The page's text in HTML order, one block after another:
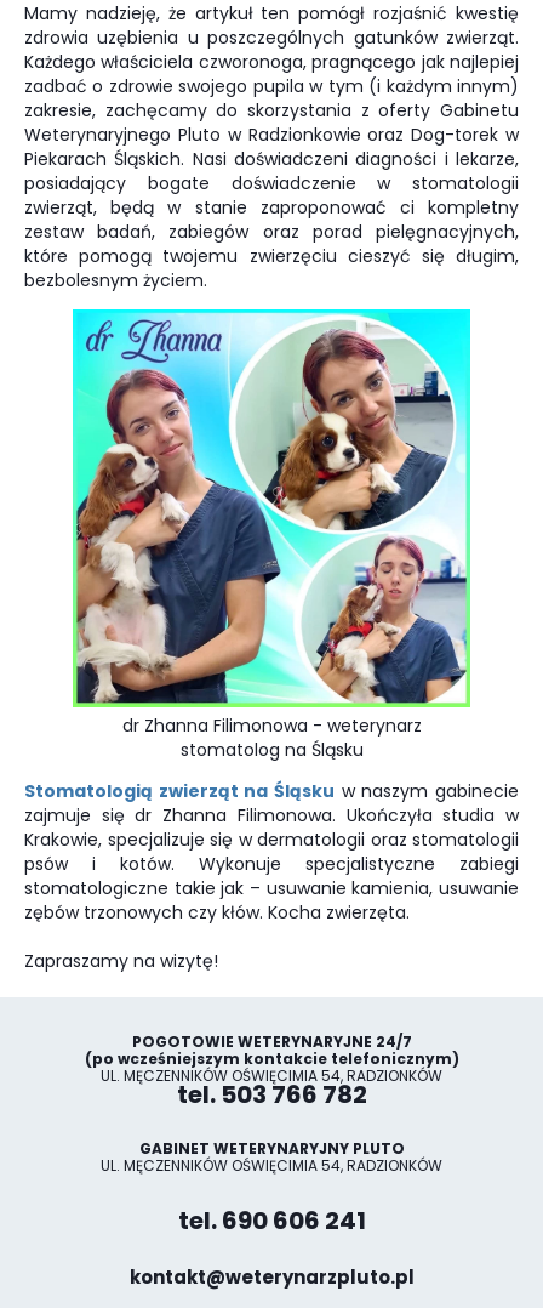
Mamy nadzieję, że artykuł ten pomógł rozjaśnić kwestię
zdrowia uzębienia u poszczególnych gatunków zwierząt.
Każdego właściciela czworonoga, pragnącego jak najlepiej
zadbać o zdrowie swojego pupila w tym (i każdym innym)
zakresie, zachęcamy do skorzystania z oferty Gabinetu
Weterynaryjnego Pluto w Radzionkowie oraz Dog-torek w
Piekarach Śląskich. Nasi doświadczeni diagności i lekarze,
posiadający bogate doświadczenie w stomatologii
zwierząt, będą w stanie zaproponować ci kompletny
zestaw badań, zabiegów oraz porad pielęgnacyjnych,
które pomogą twojemu zwierzęciu cieszyć się długim,
bezbolesnym życiem.
dr Zhanna Filimonowa - weterynarz
stomatolog na Śląsku
Stomatologią zwierząt na Śląsku w naszym gabinecie
zajmuje się dr Zhanna Filimonowa. Ukończyła studia w
Krakowie, specjalizuje się w dermatologii oraz stomatologii
psów i kotów. Wykonuje specjalistyczne zabiegi
stomatologiczne takie jak – usuwanie kamienia, usuwanie
zębów trzonowych czy kłów. Kocha zwierzęta.
Zapraszamy na wizytę!
POGOTOWIE WETERYNARYJNE 24/7
(po wcześniejszym kontakcie telefonicznym)
UL. MĘCZENNIKÓW OŚWIĘCIMIA 54, RADZIONKÓW
GABINET WETERYNARYJNY PLUTO
UL. MĘCZENNIKÓW OŚWIĘCIMIA 54, RADZIONKÓW
kontakt@weterynarzpluto.pl
tel. 503 766 782
tel. 690 606 241